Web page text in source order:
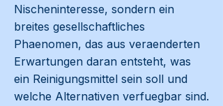
Nischeninteresse, sondern ein
breites gesellschaftliches
Phaenomen, das aus veraenderten
Erwartungen daran entsteht, was
ein Reinigungsmittel sein soll und
welche Alternativen verfuegbar sind.